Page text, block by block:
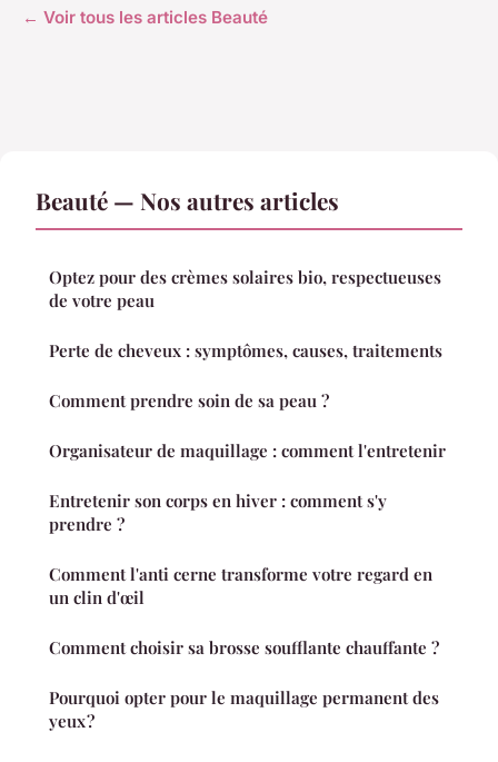
← Voir tous les articles Beauté
Beauté — Nos autres articles
Optez pour des crèmes solaires bio, respectueuses
de votre peau
Perte de cheveux : symptômes, causes, traitements
Comment prendre soin de sa peau ?
Organisateur de maquillage : comment l'entretenir
Entretenir son corps en hiver : comment s'y
prendre ?
Comment l'anti cerne transforme votre regard en
un clin d'œil
Comment choisir sa brosse soufflante chauffante ?
Pourquoi opter pour le maquillage permanent des
yeux ?